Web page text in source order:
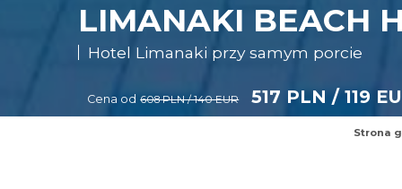
LIMANAKI BEACH
Hotel Limanaki przy samym porcie
Cena od 608 PLN / 140 EUR 517 PLN / 119
Strona